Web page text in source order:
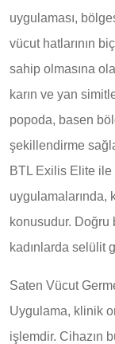
uygulaması,
vücut hatlarının
sahip olmasına
karın ve yan
popoda, basen
şekillendirme
BTL Exilis Elite ile
uygulamalarında,
konusudur. Doğru
kadınlarda selülit
Saten Vücut
Uygulama, klinik
işlemdir. Cihazın